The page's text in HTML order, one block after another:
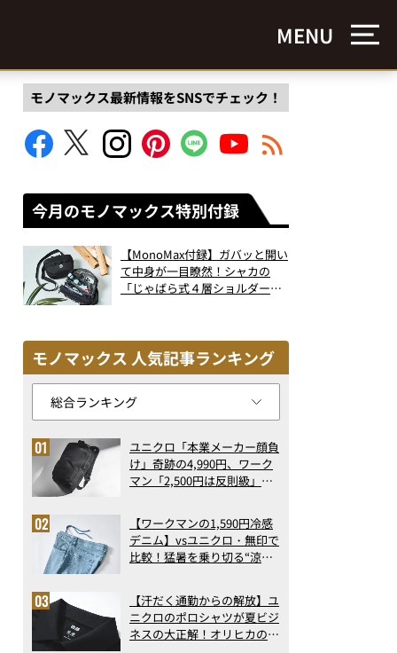
MENU
モノマックス最新情報をSNSでチェック！
今月のモノマックス特別付録
【MonoMax付録】ガバッと開い
て中身が一目瞭然！シャカの
「じゃばら式４層ショルダーバ
モノマックス 人気記事ランキング
ユニクロ「本業メーカー顔負
け」奇跡の4,990円、ワーク
マン「2,500円は反則級」凄
ト3】（2026年6月版）
【ワークマンの1,590円冷感
デニム】vsユニクロ・無印で
比較！猛暑を乗り切る“涼感
で決定版
【汗だく通勤からの解放】ユ
ニクロのポロシャツが夏ビジ
ネスの大正解！オリヒカの透